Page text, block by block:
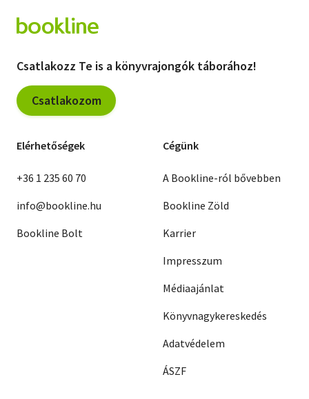
Csatlakozz Te is a könyvrajongók táborához!
Csatlakozom
Elérhetőségek
+36 1 235 60 70
info@bookline.hu
Bookline Bolt
Cégünk
A Bookline-ról bővebben
Bookline Zöld
Karrier
Impresszum
Médiaajánlat
Könyvnagykereskedés
Adatvédelem
ÁSZF